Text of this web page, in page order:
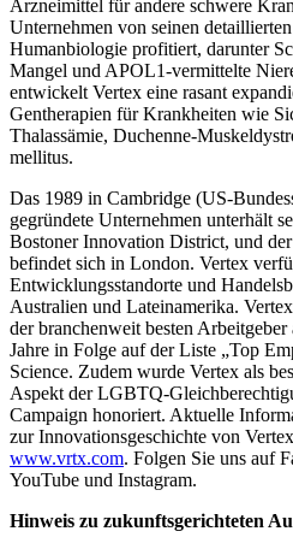
Arzneimittel für andere schwere
Unternehmen von seinen
Humanbiologie profitiert, darunter
Mangel und APOL1-vermittelte
entwickelt Vertex eine rasant
Gentherapien für Krankheiten wie
Thalassämie, Duchenne-
mellitus.
Das 1989 in Cambridge (US-
gegründete Unternehmen unterhält
Bostoner Innovation District, und
befindet sich in London. Vertex
Entwicklungsstandorte und
Australien und Lateinamerika.
der branchenweit besten Arbeitgeber
Jahre in Folge auf der Liste „Top
Science. Zudem wurde Vertex als
Aspekt der LGBTQ-
Campaign honoriert. Aktuelle
zur Innovationsgeschichte von
www.vrtx.com. Folgen Sie uns auf
YouTube und Instagram.
Hinweis zu zukunftsgerichteten